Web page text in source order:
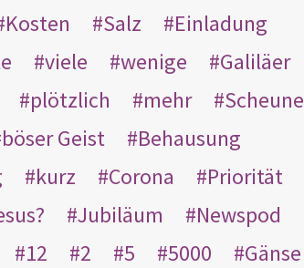
Kosten Salz
Einladung
viele wenige
Galiläer
plötzlich mehr
Scheune
böser Geist
Behausung
kurz Corona
Priorität
Jubiläum
Newspod
12 2 5 5000
Gänse